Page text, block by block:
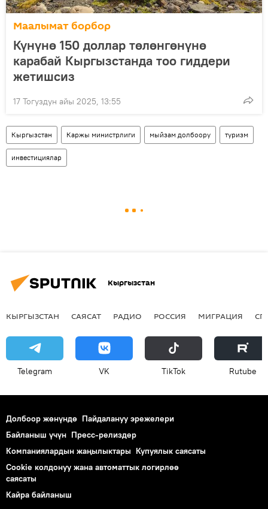
Маалымат борбор
Күнүнө 150 доллар төлөнгөнүнө
карабай Кыргызстанда тоо гиддери
жетишсиз
17 Тогуздун айы 2025, 13:55
Кыргызстан Каржы министрлиги мыйзам долбоору туризм
инвестициялар
Кыргызстан
КЫРГЫЗСТАН САЯСАТ РАДИО РОССИЯ МИГРАЦИЯ
Telegram VK ТikТоk Rutube
Долбоор жөнүндө Пайдалануу эрежелери
Байланыш үчүн Пресс-релиздер
Компаниялардын жаңылыктары Купуялык саясаты
Cookie колдонуу жана автоматтык логирлөө
саясаты
Кайра байланыш